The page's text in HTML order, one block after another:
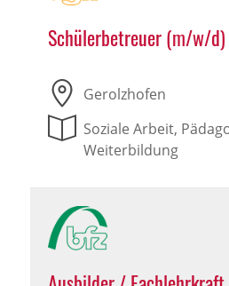
Schülerbetreuer (m/w/d)
Gerolzhofen
Soziale Arbeit,
Weiterbildung